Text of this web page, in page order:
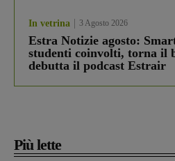
In vetrina 3 Agosto 2026
Estra Notizie agosto:
studenti coinvolti, torna il
debutta il podcast Estrair
Più lette